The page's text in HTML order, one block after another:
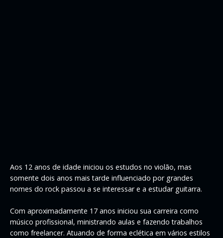
Aos 12 anos de idade iniciou os estudos no violão, mas
somente dois anos mais tarde influenciado por grandes
nomes do rock passou a se interessar e a estudar guitarra.
Com aproximadamente 17 anos iniciou sua carreira como
músico profissional, ministrando aulas e fazendo trabalhos
como freelancer. Atuando de forma eclética em vários estilos